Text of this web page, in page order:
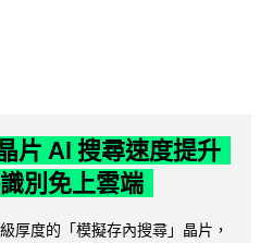
片 AI 搜尋速度提升
別免上雲端
厚度的「模擬存內搜尋」晶片，